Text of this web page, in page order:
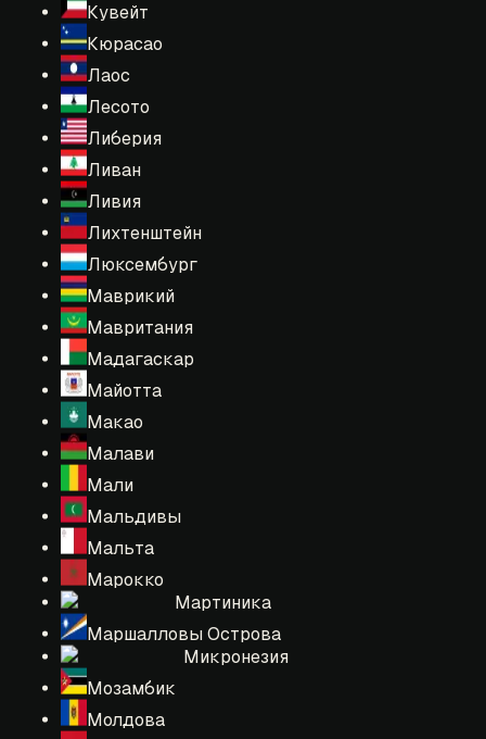
Кувейт
Кюрасао
Лаос
Лесото
Либерия
Ливан
Ливия
Лихтенштейн
Люксембург
Маврикий
Мавритания
Мадагаскар
Майотта
Макао
Малави
Мали
Мальдивы
Мальта
Марокко
Мартиника
Маршалловы Острова
Микронезия
Мозамбик
Молдова